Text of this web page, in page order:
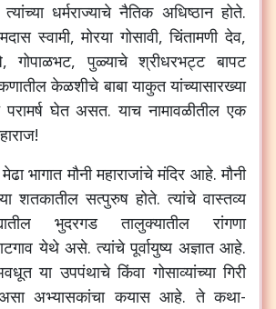
धर्मराज्याचे नैतिक अधिष्ठान होते.
स्वामी, मोरया गोसावी, चिंतामणी देव,
गोपाळभट, पुळ्याचे श्रीधरभट्ट बापट
केळशीचे बाबा याकुत यांच्यासारख्या
घेत असत. याच नामावळीतील एक
भागात मौनी महाराजांचे मंदिर आहे. मौनी
शतकातील सत्पुरुष होते. त्यांचे वास्तव्य
भुदरगड तालुक्यातील रांगणा
येथे असे. त्यांचे पूर्वायुष्य अज्ञात आहे.
या उपपंथाचे किंवा गोसाव्यांच्या गिरी
अभ्यासकांचा कयास आहे. ते कथा-